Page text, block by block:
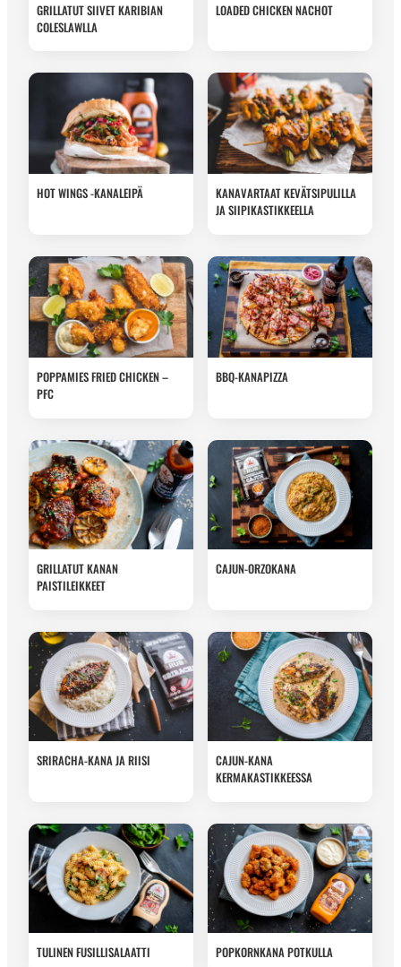
GRILLATUT SIIVET KARIBIAN
COLESLAWLLA
LOADED CHICKEN NACHOT
HOT WINGS -KANALEIPÄ
KANAVARTAAT KEVÄTSIPULILLA
JA SIIPIKASTIKKEELLA
POPPAMIES FRIED CHICKEN –
PFC
BBQ-KANAPIZZA
GRILLATUT KANAN
PAISTILEIKKEET
CAJUN-ORZOKANA
SRIRACHA-KANA JA RIISI
CAJUN-KANA
KERMAKASTIKKEESSA
TULINEN FUSILLISALAATTI POPKORNKANA POTKULLA